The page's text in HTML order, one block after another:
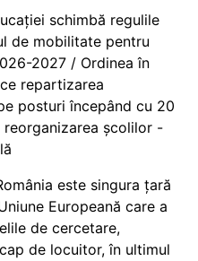
schimbă regulile
de mobilitate pentru
2027 / Ordinea în
repartizarea
posturi începând cu 20
reorganizarea școlilor -
este singura țară
Europeană care a
de cercetare,
de locuitor, în ultimul